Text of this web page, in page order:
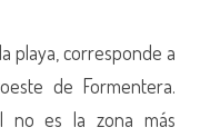
playa, corresponde a
de Formentera.
no es la zona más